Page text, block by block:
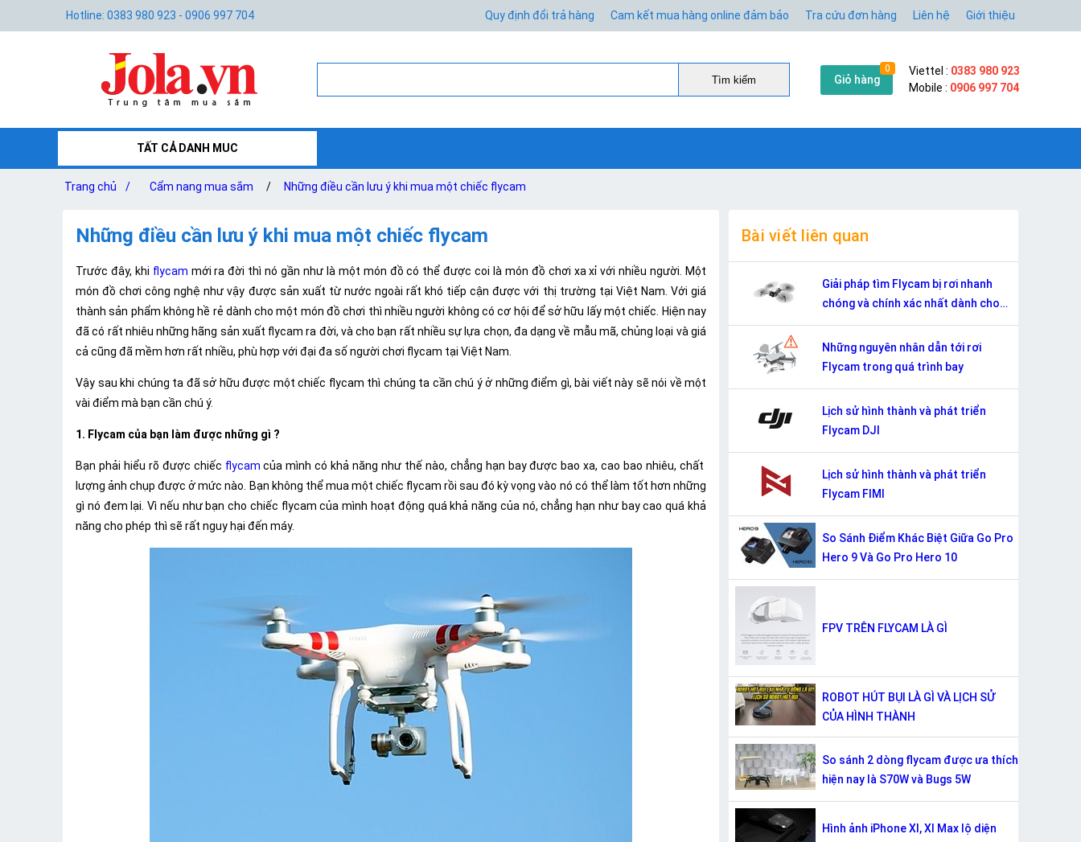
Hotline: 0383 980 923 - 0906 997 704 Quy định đổi trả hàng Cam kết mua hàng online đảm bảo Tra cứu đơn hàng Liên hệ Giới thiệu
Tìm kiếm Giỏ hàng
0 Viettel : 0383 980 923
Mobile : 0906 997 704
TẤT CẢ DANH MUC
Trang chủ / Cẩm nang mua sắm / Những điều cần lưu ý khi mua một chiếc flycam
Những điều cần lưu ý khi mua một chiếc flycam
Trước đây, khi flycam mới ra đời thì nó gần như là một món đồ có thể được coi là món đồ chơi xa xỉ với nhiều người. Một
món đồ chơi công nghệ như vậy được sản xuất từ nước ngoài rất khó tiếp cận được với thị trường tại Việt Nam. Với giá
thành sản phẩm không hề rẻ dành cho một món đồ chơi thì nhiều người không có cơ hội để sở hữu lấy một chiếc. Hiện nay
đã có rất nhiêu những hãng sản xuất flycam ra đời, và cho bạn rất nhiều sự lựa chọn, đa dạng về mẫu mã, chủng loại và giá
cả cũng đã mềm hơn rất nhiều, phù hợp với đại đa số người chơi flycam tại Việt Nam.
Vậy sau khi chúng ta đã sở hữu được một chiếc flycam thì chúng ta cần chú ý ở những điểm gì, bài viết này sẽ nói về một
vài điểm mà bạn cần chú ý.
1. Flycam của bạn làm được những gì ?
Bạn phải hiểu rõ được chiếc flycam của mình có khả năng như thế nào, chẳng hạn bay được bao xa, cao bao nhiêu, chất
lượng ảnh chụp được ở mức nào. Bạn không thể mua một chiếc flycam rồi sau đó kỳ vọng vào nó có thể làm tốt hơn những
gì nó đem lại. Vì nếu như bạn cho chiếc flycam của mình hoạt động quá khả năng của nó, chẳng hạn như bay cao quá khả
năng cho phép thì sẽ rất nguy hại đến máy.
Bài viết liên quan
Giải pháp tìm Flycam bị rơi nhanh
chóng và chính xác nhất dành cho
người mới tập bay flycam
Những nguyên nhân dẫn tới rơi
Flycam trong quá trình bay
Lịch sử hình thành và phát triển
Flycam DJI
Lịch sử hình thành và phát triển
Flycam FIMI
So Sánh Điểm Khác Biệt Giữa Go Pro
Hero 9 Và Go Pro Hero 10
FPV TRÊN FLYCAM LÀ GÌ
ROBOT HÚT BỤI LÀ GÌ VÀ LỊCH SỬ
CỦA HÌNH THÀNH
So sánh 2 dòng flycam được ưa thích
hiện nay là S70W và Bugs 5W
Hình ảnh iPhone XI, XI Max lộ diện